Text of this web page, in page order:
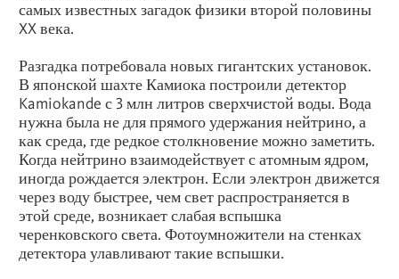
самых известных загадок физики второй половины
XX века.
Разгадка потребовала новых гигантских установок.
В японской шахте Камиока построили детектор
Kamiokande с 3 млн литров сверхчистой воды. Вода
нужна была не для прямого удержания нейтрино, а
как среда, где редкое столкновение можно заметить.
Когда нейтрино взаимодействует с атомным ядром,
иногда рождается электрон. Если электрон движется
через воду быстрее, чем свет распространяется в
этой среде, возникает слабая вспышка
черенковского света. Фотоумножители на стенках
детектора улавливают такие вспышки.